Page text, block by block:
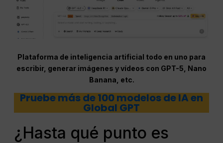
Plataforma de inteligencia artificial todo en uno para
escribir, generar imágenes y vídeos con GPT-5, Nano
Banana, etc.
Pruebe más de 100 modelos de IA en
Global GPT
¿Hasta qué punto es